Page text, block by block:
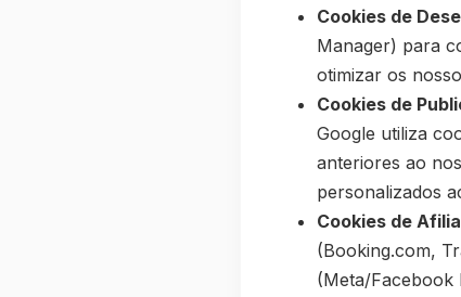
Cookies de
Manager) para
otimizar os
Cookies de
Google utiliza
anteriores ao
personalizados
Cookies de
(Booking.com,
(Meta/Facebook